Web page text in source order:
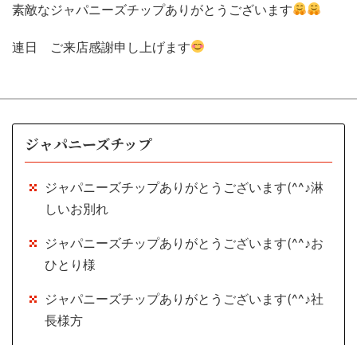
素敵なジャパニーズチップありがとうございます
連日 ご来店感謝申し上げます
ジャパニーズチップ
ジャパニーズチップありがとうございます(^^♪淋
しいお別れ
ジャパニーズチップありがとうございます(^^♪お
ひとり様
ジャパニーズチップありがとうございます(^^♪社
長様方